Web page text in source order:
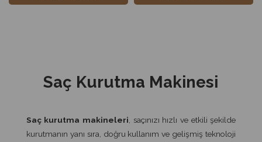
Saç Kurutma Makinesi
Saç kurutma makineleri , saçınızı hızlı ve etkili şekilde
kurutmanın yanı sıra, doğru kullanım ve gelişmiş teknoloji